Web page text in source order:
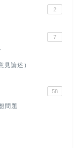
2
7
見論述）
58
問題